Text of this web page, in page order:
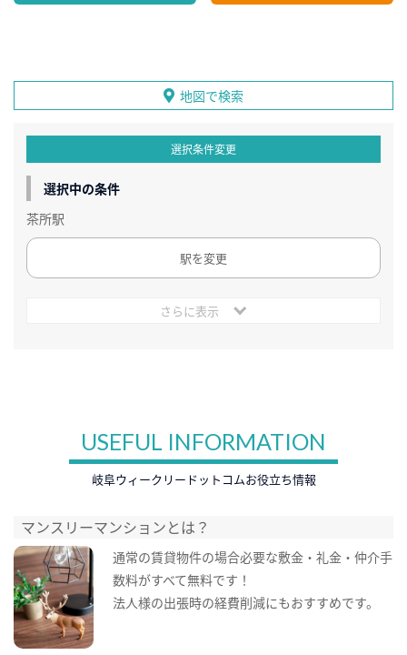
地図で検索
選択条件変更
選択中の条件
茶所駅
駅を変更
さらに表示
USEFUL INFORMATION
岐阜ウィークリードットコムお役立ち情報
マンスリーマンションとは？
通常の賃貸物件の場合必要な敷金・礼金・仲介手
数料がすべて無料です！
法人様の出張時の経費削減にもおすすめです。